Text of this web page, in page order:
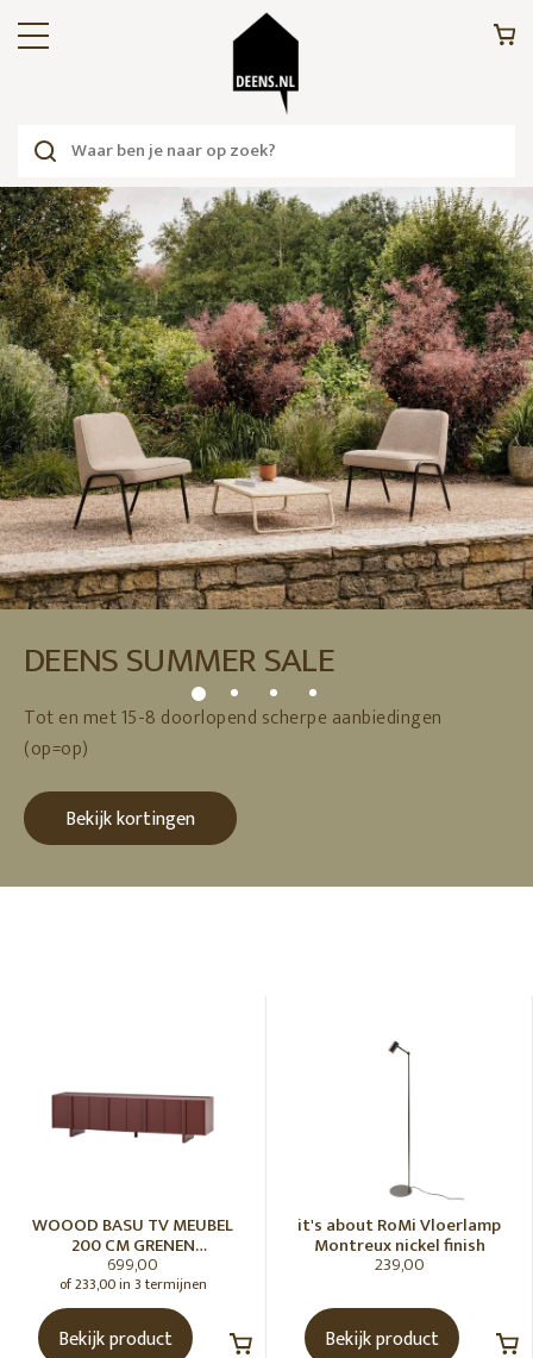
DEENS SUMMER SALE
Tot en met 15-8 doorlopend scherpe aanbiedingen
(op=op)
Bekijk kortingen
WOOOD BASU TV MEUBEL
200 CM GRENEN
BORDEAUXROOD [fsc]
699,00
of 233,00 in 3 termijnen
Bekijk product
it's about RoMi Vloerlamp
Montreux nickel finish
239,00
Bekijk product